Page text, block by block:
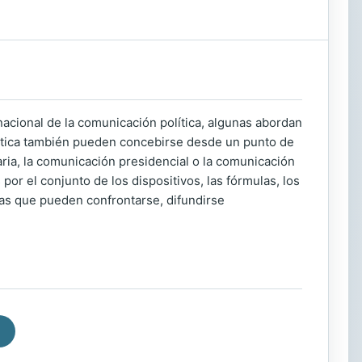
de la comunicación política, algunas abordan
también pueden concebirse desde un punto de
la comunicación presidencial o la comunicación
el conjunto de los dispositivos, las fórmulas, los
que pueden confrontarse, difundirse